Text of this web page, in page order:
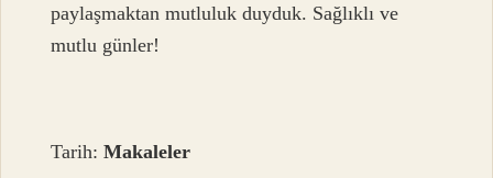
paylaşmaktan mutluluk duyduk. Sağlıklı ve
mutlu günler!
Tarih:Makaleler